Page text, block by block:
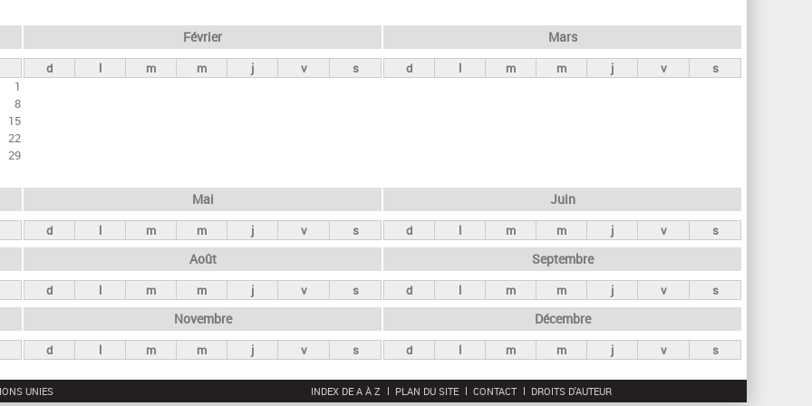
r
c
1
8
15
22
29
Février
d l m m j v s
Mars
d l m m j v s
Mai
d l m m j v s
Juin
d l m m j v s
Août
d l m m j v s
Septembre
d l m m j v s
Novembre
d l m m j v s
Décembre
d l m m j v s
UNIES INDEX DE A À Z PLAN DU SITE CONTACT DROITS D'AUTEUR